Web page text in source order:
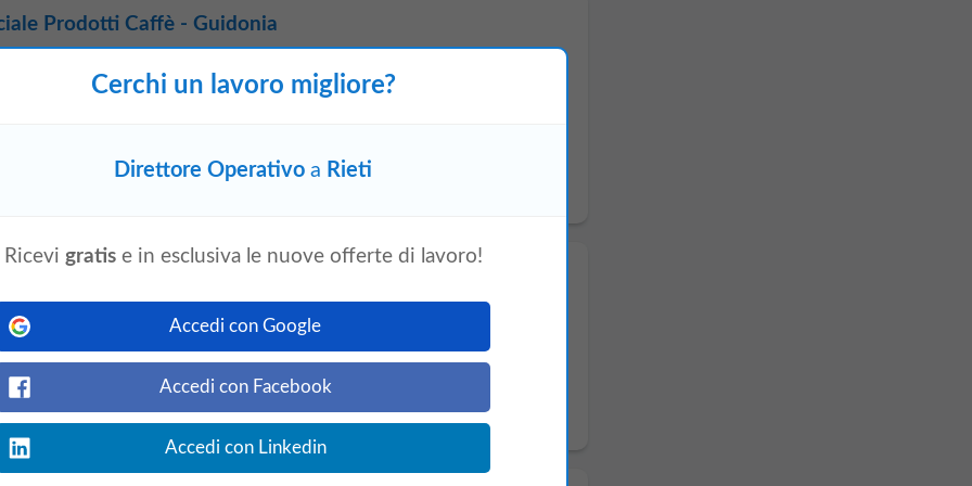
Prodotti Caffè - Guidonia
per la preparazione del caffè è alla
supportare le attività
strategie di vendita per i
oggi
Roma Sud | Full-time
operante nel settore cartotecnico, leader
di materiali cartacei, ricerca un Direttore
Cerchi un lavoro migliore?
Direttore Operativo a Rieti
Ricevi gratise in esclusiva le nuove offerte di lavoro!
Accedi con Google
Accedi con Facebook
Accedi con Linkedin